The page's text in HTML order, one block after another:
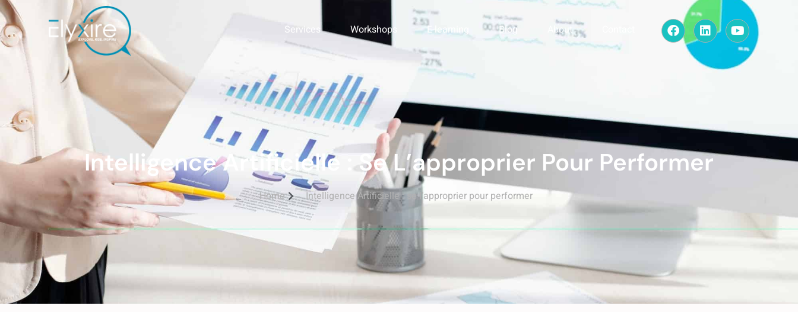
Services Workshops E-learning Blog About
Intelligence Artificielle : se l’approprier pour performer
Intelligence Artificielle : Se L’approprier Pour Performer
Home Intelligence Artificielle : se l’approprier pour performer